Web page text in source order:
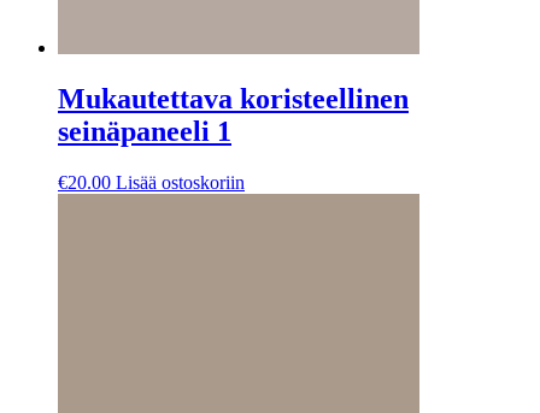
Mukautettava koristeellinen
seinäpaneeli 1
€20.00 Lisää ostoskoriin